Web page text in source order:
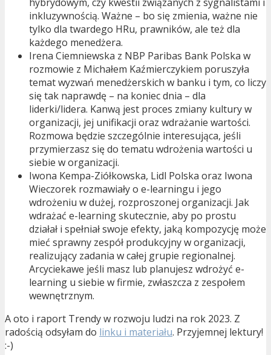
inkluzywnością. Ważne – bo się zmienia, ważne nie
tylko dla twardego HRu, prawników, ale też dla
każdego menedżera.
Irena Ciemniewska z NBP Paribas Bank Polska w
rozmowie z Michałem Kaźmierczykiem poruszyła
temat wyzwań menedżerskich w banku i tym, co liczy
się tak naprawdę – na koniec dnia – dla
liderki/lidera. Kanwą jest proces zmiany kultury w
organizacji, jej unifikacji oraz wdrażanie wartości.
Rozmowa będzie szczególnie interesująca, jeśli
przymierzasz się do tematu wdrożenia wartości u
siebie w organizacji.
Iwona Kempa-Ziółkowska, Lidl Polska oraz Iwona
Wieczorek rozmawiały o e-learningu i jego
wdrożeniu w dużej, rozproszonej organizacji. Jak
wdrażać e-learning skutecznie, aby po prostu
działał i spełniał swoje efekty, jaką kompozycję może
mieć sprawny zespół produkcyjny w organizacji,
realizujący zadania w całej grupie regionalnej.
Arcyciekawe jeśli masz lub planujesz wdrożyć e-
learning u siebie w firmie, zwłaszcza z zespołem
wewnętrznym.
A oto i raport Trendy w rozwoju ludzi na rok 2023. Z
radością odsyłam do linku i materiału. Przyjemnej lektury!
:-)